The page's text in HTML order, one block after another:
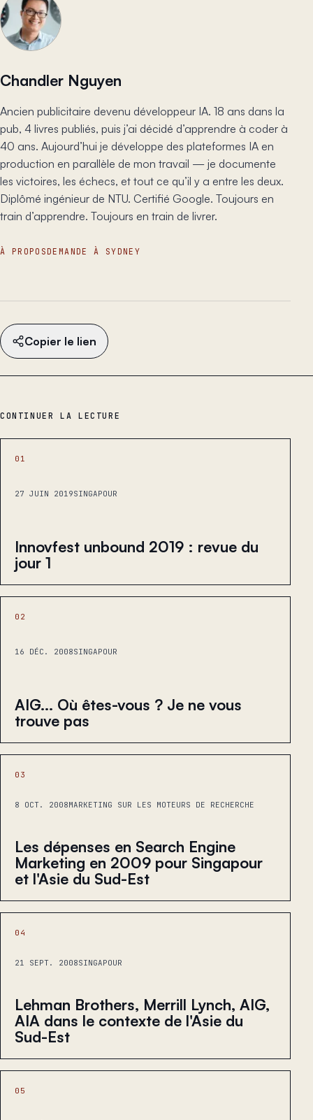
Chandler Nguyen
Ancien publicitaire devenu développeur IA. 18 ans dans la
pub, 4 livres publiés, puis j’ai décidé d’apprendre à coder à
40 ans. Aujourd’hui je développe des plateformes IA en
production en parallèle de mon travail — je documente
les victoires, les échecs, et tout ce qu’il y a entre les deux.
Diplômé ingénieur de NTU. Certifié Google. Toujours en
train d’apprendre. Toujours en train de livrer.
À PROPOS DEMANDE À SYDNEY
Copier le lien
CONTINUER LA LECTURE
01
27 JUIN 2019SINGAPOUR
Innovfest unbound 2019 : revue du
jour 1
02
16 DÉC. 2008SINGAPOUR
AIG... Où êtes-vous ? Je ne vous
trouve pas
03
8 OCT. 2008MARKETING SUR LES MOTEURS DE RECHERCHE
Les dépenses en Search Engine
Marketing en 2009 pour Singapour
et l'Asie du Sud-Est
04
21 SEPT. 2008SINGAPOUR
Lehman Brothers, Merrill Lynch, AIG,
AIA dans le contexte de l'Asie du
Sud-Est
05